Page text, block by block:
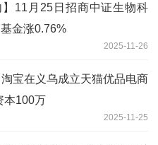
】11月25日招商中证生物科
金涨0.76%
2025-11-26
宝在义乌成立天猫优品电商
本100万
2025-11-25